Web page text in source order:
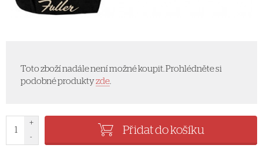
Toto zboží nadále není možné koupit. Prohlédněte si
podobné produktyzde.
+
-
Přidat do košíku